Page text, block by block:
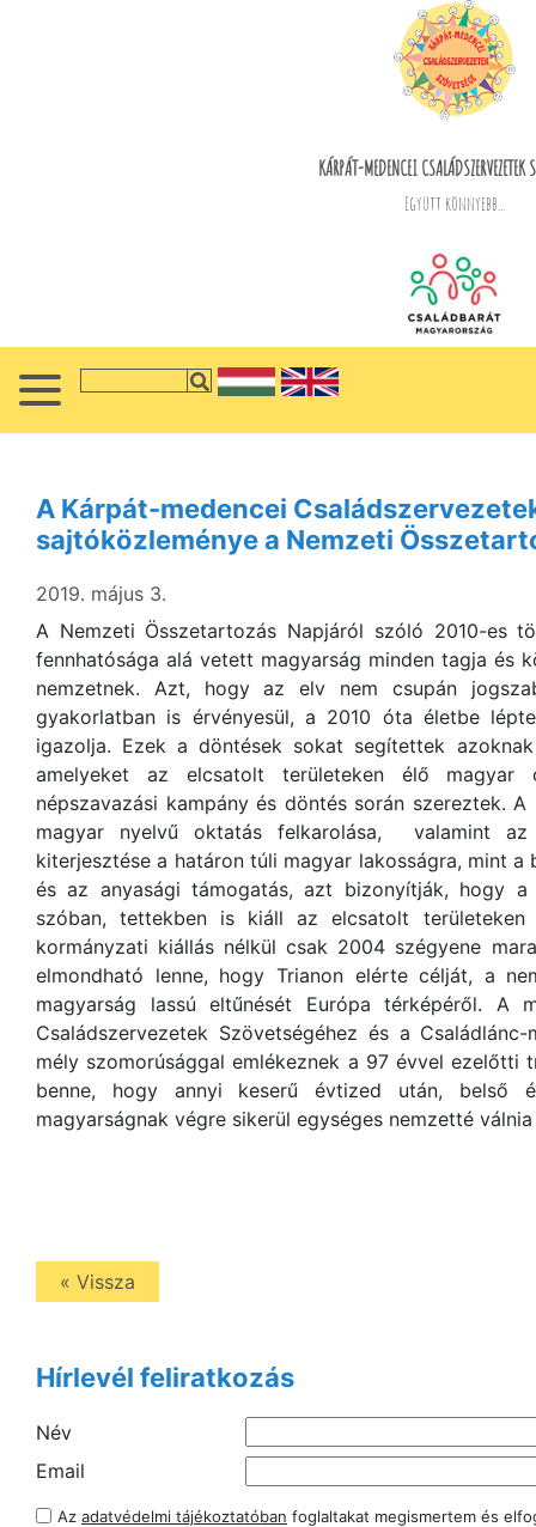
KÁRPÁT-MEDENCEI CSALÁDSZERVEZETEK
Együtt könnyebb...
A Kárpát-medencei
sajtóközleménye a Nemzeti
2019. május 3.
A Nemzeti Összetartozás Napjáról szóló 2010-es
fennhatósága alá vetett magyarság minden tagja és
nemzetnek. Azt, hogy az elv nem csupán
gyakorlatban is érvényesül, a 2010 óta életbe
igazolja. Ezek a döntések sokat segítettek
amelyeket az elcsatolt területeken élő magyar
népszavazási kampány és döntés során szereztek.
magyar nyelvű oktatás felkarolása, valamint az
kiterjesztése a határon túli magyar lakosságra, mint
és az anyasági támogatás, azt bizonyítják, hogy a
szóban, tettekben is kiáll az elcsatolt
kormányzati kiállás nélkül csak 2004 szégyene
elmondható lenne, hogy Trianon elérte célját, a
magyarság lassú eltűnését Európa térképéről. A
Családszervezetek Szövetségéhez és a
mély szomorúsággal emlékeznek a 97 évvel ezelőtti
benne, hogy annyi keserű évtized után, belső
magyarságnak végre sikerül egységes nemzetté
« Vissza
Hírlevél feliratkozás
Név
Email
Az adatvédelmi tájékoztatóban foglaltakat megismertem és